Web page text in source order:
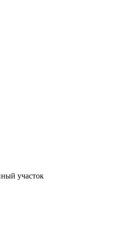
участок